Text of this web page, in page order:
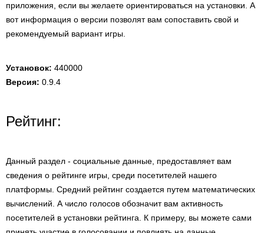
приложения, если вы желаете ориентироваться на установки. А
вот информация о версии позволят вам сопоставить свой и
рекомендуемый вариант игры.
Установок: 440000
Версия: 0.9.4
Рейтинг:
Данный раздел - социальные данные, предоставляет вам
сведения о рейтинге игры, среди посетителей нашего
платформы. Средний рейтинг создается путем математических
вычислений. А число голосов обозначит вам активность
посетителей в установки рейтинга. К примеру, вы можете сами